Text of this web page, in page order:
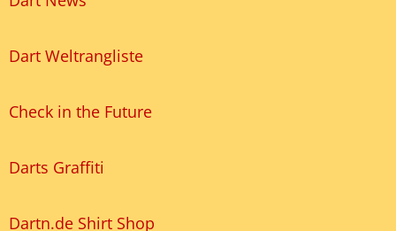
Dart Weltrangliste
Check in the Future
Darts Graffiti
Dartn.de Shirt Shop